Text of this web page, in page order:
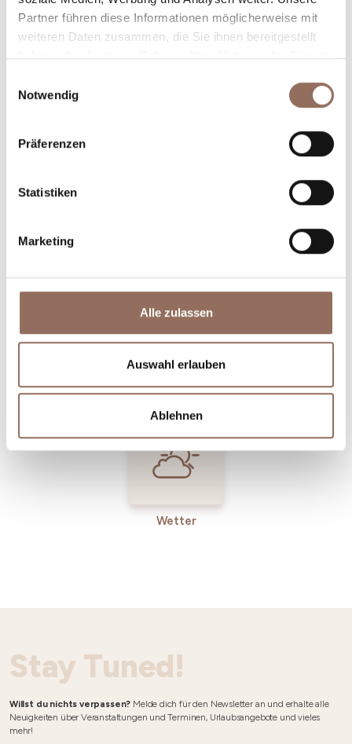
Partner führen diese Informationen möglicherweise mit
weiteren Daten zusammen, die Sie ihnen bereitgestellt
haben oder die sie im Rahmen Ihrer Nutzung der Dienste
Notwendig
Präferenzen
Statistiken
Marketing
Alle zulassen
Auswahl erlauben
Ablehnen
Plane, wo du übernachtest und isst, was du in jedem
Winkel des Langhe Monferrato Roero unternehmen
willst, mit einem Blick aufs Wetter in Echtzeit.
Betriebe
Wetter
Stay Tuned!
Willst du nichts verpassen? Melde dich für den Newsletter an und erhalte alle
Neuigkeiten über Veranstaltungen und Terminen, Urlaubsangebote und vieles
mehr!